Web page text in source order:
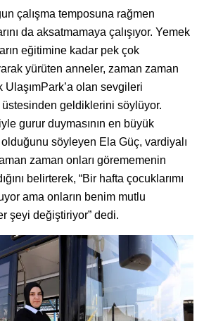
çalışma temposuna rağmen
da aksatmamaya çalışıyor. Yemek
eğitimine kadar pek çok
yürüten anneler, zaman zaman
UlaşımPark’a olan sevgileri
geldiklerini söylüyor.
gurur duymasının en büyük
söyleyen Ela Güç, vardiyalı
zaman onları görememenin
belirterek, “Bir hafta çocuklarımı
ama onların benim mutlu
şeyi değiştiriyor” dedi.